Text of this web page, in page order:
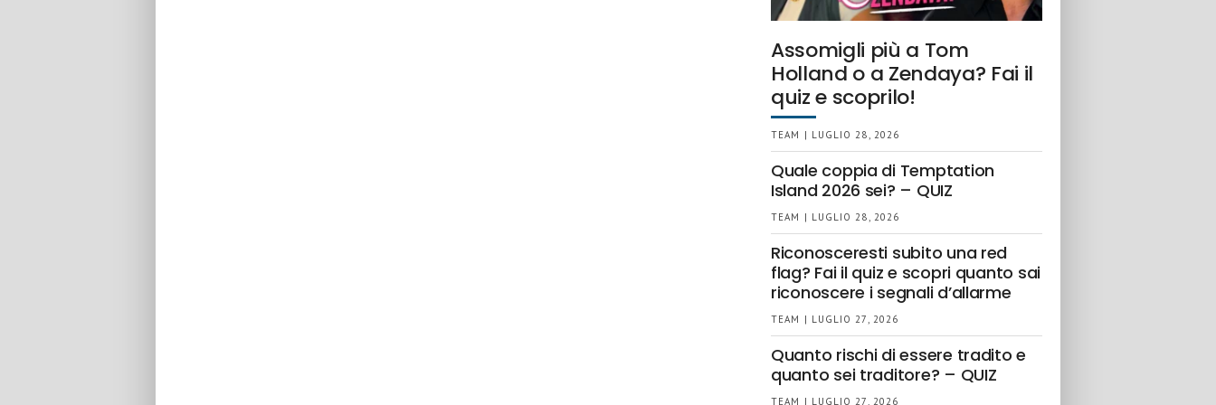
Assomigli più a Tom
Holland o a Zendaya? Fai il
quiz e scoprilo!
TEAM | LUGLIO 28, 2026
Quale coppia di Temptation
Island 2026 sei? – QUIZ
TEAM | LUGLIO 28, 2026
Riconosceresti subito una red
flag? Fai il quiz e scopri quanto sai
riconoscere i segnali d’allarme
TEAM | LUGLIO 27, 2026
Quanto rischi di essere tradito e
quanto sei traditore? – QUIZ
TEAM | LUGLIO 27, 2026